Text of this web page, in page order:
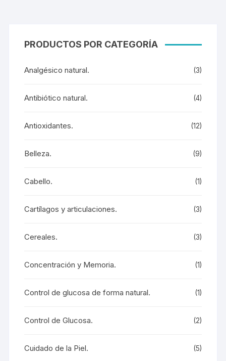
PRODUCTOS POR CATEGORÍA
Analgésico natural. (3)
Antibiótico natural. (4)
Antioxidantes. (12)
Belleza. (9)
Cabello. (1)
Cartílagos y articulaciones. (3)
Cereales. (3)
Concentración y Memoria. (1)
Control de glucosa de forma natural. (1)
Control de Glucosa. (2)
Cuidado de la Piel. (5)